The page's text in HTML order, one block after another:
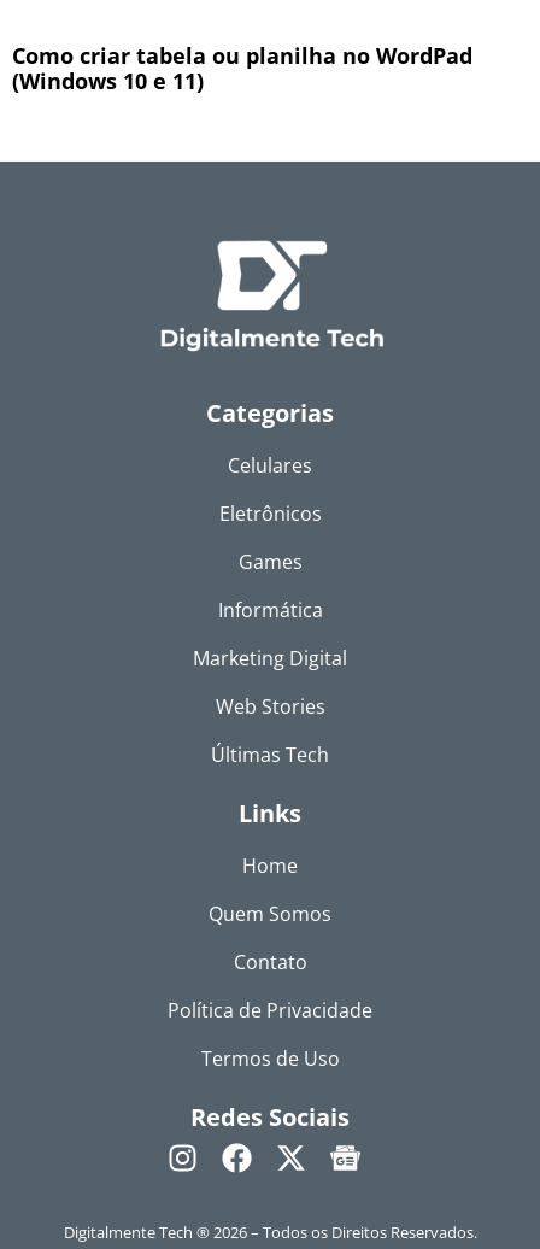
Como criar tabela ou planilha no WordPad
(Windows 10 e 11)
Categorias
Celulares
Eletrônicos
Games
Informática
Marketing Digital
Web Stories
Últimas Tech
Links
Home
Quem Somos
Contato
Política de Privacidade
Termos de Uso
Redes Sociais
Digitalmente Tech ® 2026 – Todos os Direitos Reservados.